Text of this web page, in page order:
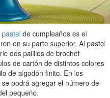
pastel de cumpleaños es el
en su parte superior. Al pastel
dos palillos de brochet
de cartón de distintos colores
de algodón finito. En los
podrá agregar el número de
pequeño.